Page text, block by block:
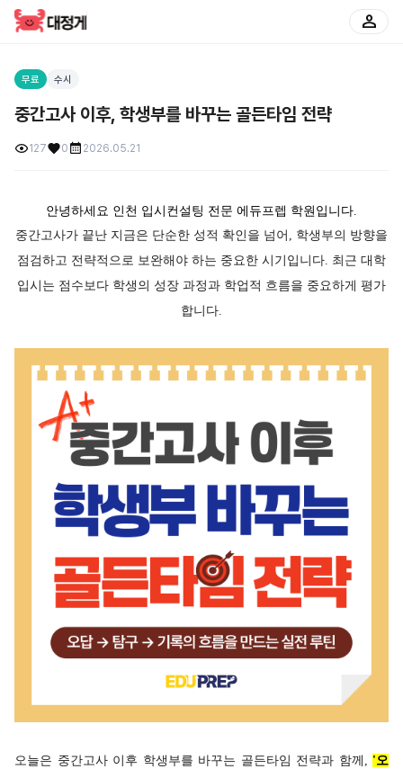
person
무료 수시
중간고사 이후, 학생부를 바꾸는 골든타임 전략
127 0 2026.05.21
안녕하세요 인천 입시컨설팅 전문 에듀프렙 학원입니다.
중간고사가 끝난 지금은 단순한 성적 확인을 넘어, 학생부의 방향을
점검하고 전략적으로 보완해야 하는 중요한 시기입니다. 최근 대학
입시는 점수보다 학생의 성장 과정과 학업적 흐름을 중요하게 평가
합니다.
오늘은 중간고사 이후 학생부를 바꾸는 골든타임 전략과 함께, '오